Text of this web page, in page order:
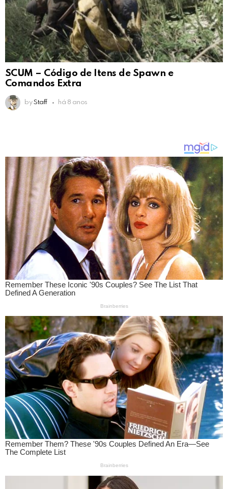
SCUM – Código de Itens de Spawn e
Comandos Extra
by Staff há 8 anos